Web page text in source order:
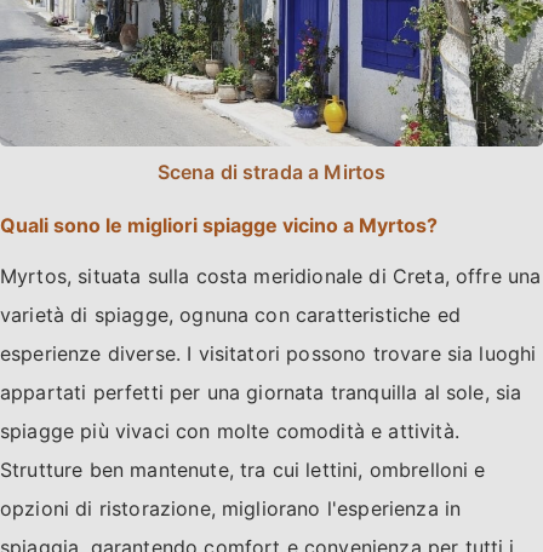
Scena di strada a Mirtos
Quali sono le migliori spiagge vicino a Myrtos?
Myrtos, situata sulla costa meridionale di Creta, offre una
varietà di spiagge, ognuna con caratteristiche ed
esperienze diverse. I visitatori possono trovare sia luoghi
appartati perfetti per una giornata tranquilla al sole, sia
spiagge più vivaci con molte comodità e attività.
Strutture ben mantenute, tra cui lettini, ombrelloni e
opzioni di ristorazione, migliorano l'esperienza in
spiaggia, garantendo comfort e convenienza per tutti i